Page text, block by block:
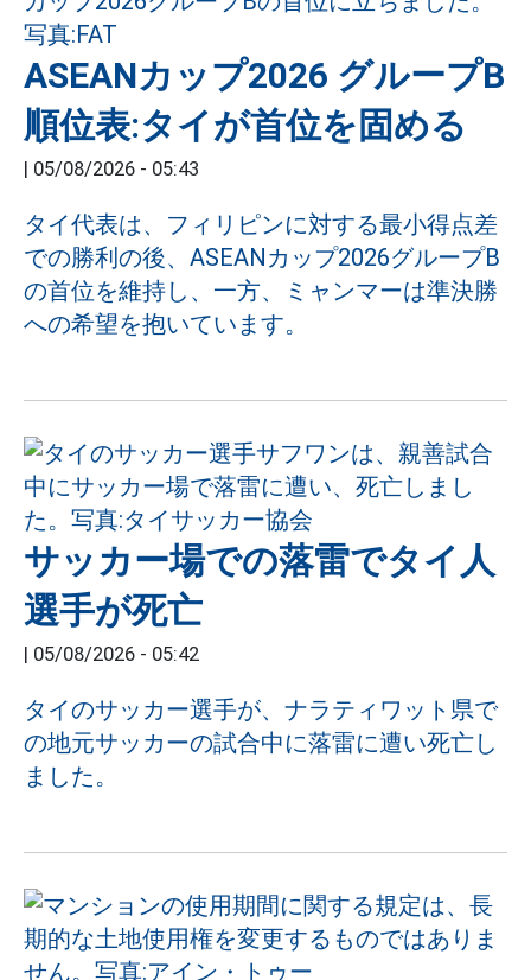
ASEANカップ2026 グループB
順位表:タイが首位を固める
| 05/08/2026 - 05:43
タイ代表は、フィリピンに対する最小得点差
での勝利の後、ASEANカップ2026グループB
の首位を維持し、一方、ミャンマーは準決勝
への希望を抱いています。
サッカー場での落雷でタイ人
選手が死亡
| 05/08/2026 - 05:42
タイのサッカー選手が、ナラティワット県で
の地元サッカーの試合中に落雷に遭い死亡し
ました。